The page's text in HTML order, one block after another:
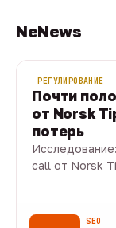
NeNews
РЕГУЛИРОВАНИЕ
Почти
от Norsk
потерь
call от Norsk
SEO